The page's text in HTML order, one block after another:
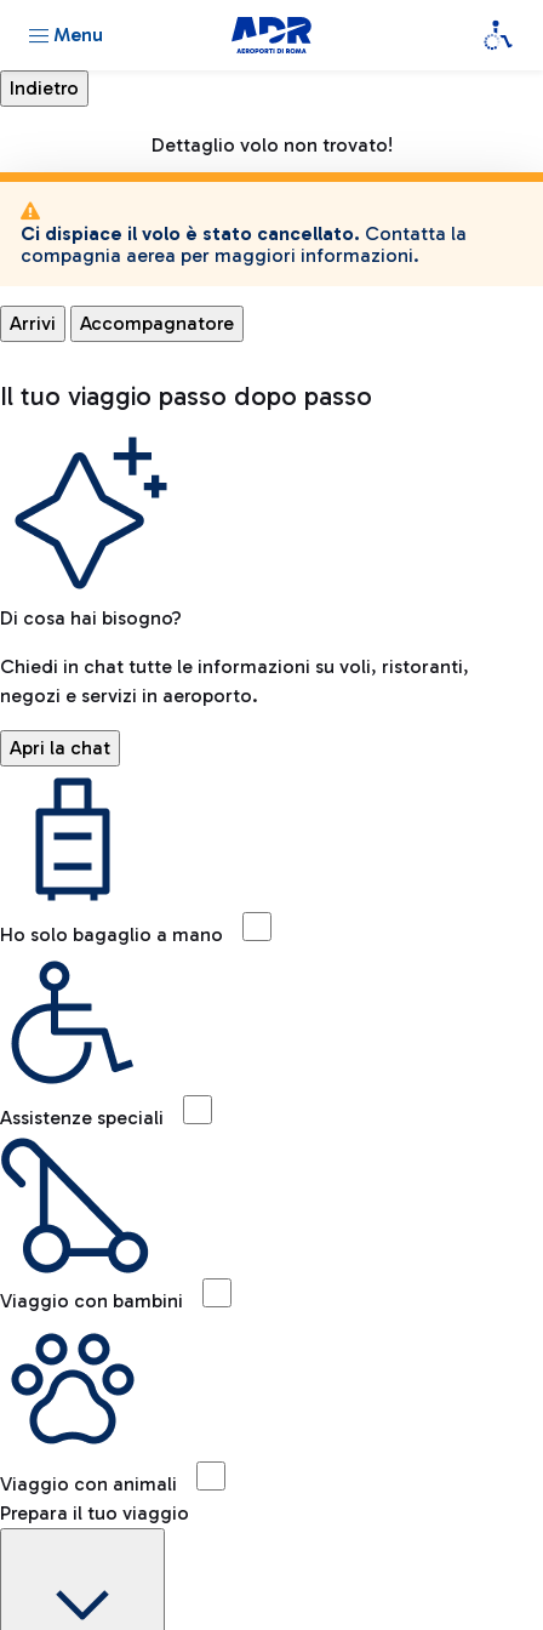
Menu
Dettaglio volo non trovato!
Ci dispiace il volo è stato cancellato. Contatta la
compagnia aerea per maggiori informazioni.
Arrivi Accompagnatore
Il tuo viaggio passo dopo passo
Di cosa hai bisogno?
Chiedi in chat tutte le informazioni su voli, ristoranti,
negozi e servizi in aeroporto.
Apri la chat
Ho solo bagaglio a mano
Assistenze speciali
Viaggio con bambini
Viaggio con animali
Prepara il tuo viaggio